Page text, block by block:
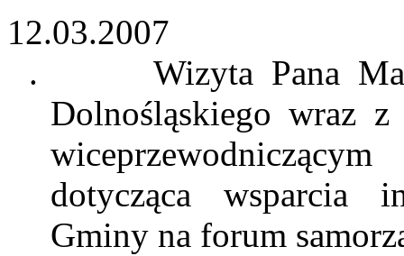
12.03.2007
.
Wizyta Pana
Dolnośląskiego wraz
dotycząca wsparcia
Gminy na forum